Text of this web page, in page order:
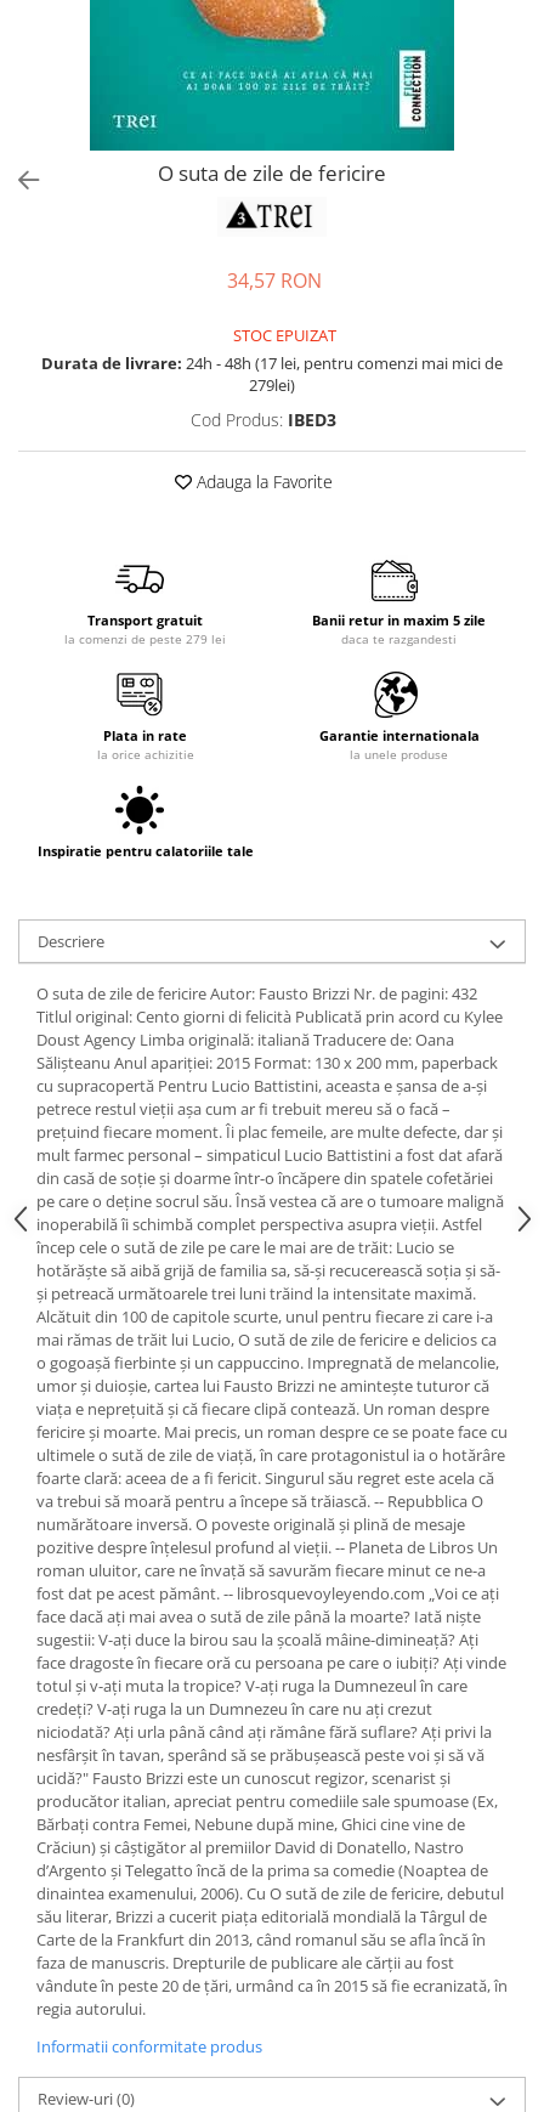
Resigilate
Reduceri bagaje
O suta de zile de fericire
34,57 RON
STOC EPUIZAT
Durata de livrare: 24h - 48h (17 lei, pentru comenzi mai mici de
279lei)
Cod Produs: IBED3
Adauga la Favorite
Transport gratuit
la comenzi de peste 279 lei
Banii retur in maxim 5 zile
daca te razgandesti
Plata in rate
la orice achizitie
Garantie internationala
la unele produse
Inspiratie pentru calatoriile tale
Descriere
O suta de zile de fericire Autor: Fausto Brizzi Nr. de pagini: 432
Titlul original: Cento giorni di felicità Publicată prin acord cu Kylee
Doust Agency Limba originală: italiană Traducere de: Oana
Sălişteanu Anul apariţiei: 2015 Format: 130 x 200 mm, paperback
cu supracopertă Pentru Lucio Battistini, aceasta e şansa de a-şi
petrece restul vieţii aşa cum ar fi trebuit mereu să o facă –
preţuind fiecare moment. Îi plac femeile, are multe defecte, dar şi
mult farmec personal – simpaticul Lucio Battistini a fost dat afară
din casă de soţie şi doarme într-o încăpere din spatele cofetăriei
pe care o deţine socrul său. Însă vestea că are o tumoare malignă
inoperabilă îi schimbă complet perspectiva asupra vieţii. Astfel
încep cele o sută de zile pe care le mai are de trăit: Lucio se
hotărăşte să aibă grijă de familia sa, să-şi recucerească soţia şi să-
şi petreacă următoarele trei luni trăind la intensitate maximă.
Alcătuit din 100 de capitole scurte, unul pentru fiecare zi care i-a
mai rămas de trăit lui Lucio, O sută de zile de fericire e delicios ca
o gogoaşă fierbinte şi un cappuccino. Impregnată de melancolie,
umor şi duioşie, cartea lui Fausto Brizzi ne aminteşte tuturor că
viaţa e nepreţuită şi că fiecare clipă contează. Un roman despre
fericire şi moarte. Mai precis, un roman despre ce se poate face cu
ultimele o sută de zile de viaţă, în care protagonistul ia o hotărâre
foarte clară: aceea de a fi fericit. Singurul său regret este acela că
va trebui să moară pentru a începe să trăiască. -- Repubblica O
numărătoare inversă. O poveste originală şi plină de mesaje
pozitive despre înţelesul profund al vieţii. -- Planeta de Libros Un
roman uluitor, care ne învaţă să savurăm fiecare minut ce ne-a
fost dat pe acest pământ. -- librosquevoyleyendo.com „Voi ce aţi
face dacă aţi mai avea o sută de zile până la moarte? Iată nişte
sugestii: V-aţi duce la birou sau la şcoală mâine-dimineaţă? Aţi
face dragoste în fiecare oră cu persoana pe care o iubiţi? Aţi vinde
totul şi v-aţi muta la tropice? V-aţi ruga la Dumnezeul în care
credeţi? V-aţi ruga la un Dumnezeu în care nu aţi crezut
niciodată? Aţi urla până când aţi rămâne fără suflare? Aţi privi la
nesfârşit în tavan, sperând să se prăbuşească peste voi şi să vă
ucidă?" Fausto Brizzi este un cunoscut regizor, scenarist şi
producător italian, apreciat pentru comediile sale spumoase (Ex,
Bărbaţi contra Femei, Nebune după mine, Ghici cine vine de
Crăciun) şi câştigător al premiilor David di Donatello, Nastro
d’Argento şi Telegatto încă de la prima sa comedie (Noaptea de
dinaintea examenului, 2006). Cu O sută de zile de fericire, debutul
său literar, Brizzi a cucerit piaţa editorială mondială la Târgul de
Carte de la Frankfurt din 2013, când romanul său se afla încă în
faza de manuscris. Drepturile de publicare ale cărţii au fost
vândute în peste 20 de ţări, urmând ca în 2015 să fie ecranizată, în
regia autorului.
Informatii conformitate produs
Review-uri(0)